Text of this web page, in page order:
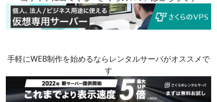
手軽にWEB制作を始めるならレンタルサーバがオススメで
す